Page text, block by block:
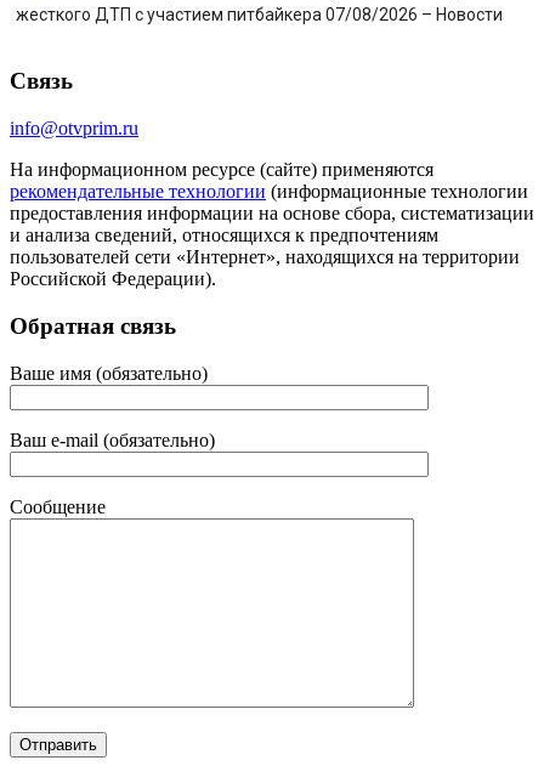
жесткого ДТП с участием питбайкера 07/08/2026 – Новости
Связь
info@otvprim.ru
На информационном ресурсе (сайте) применяются
рекомендательные технологии (информационные технологии
предоставления информации на основе сбора, систематизации
и анализа сведений, относящихся к предпочтениям
пользователей сети «Интернет», находящихся на территории
Российской Федерации).
Обратная связь
Ваше имя (обязательно)
Ваш e-mail (обязательно)
Сообщение